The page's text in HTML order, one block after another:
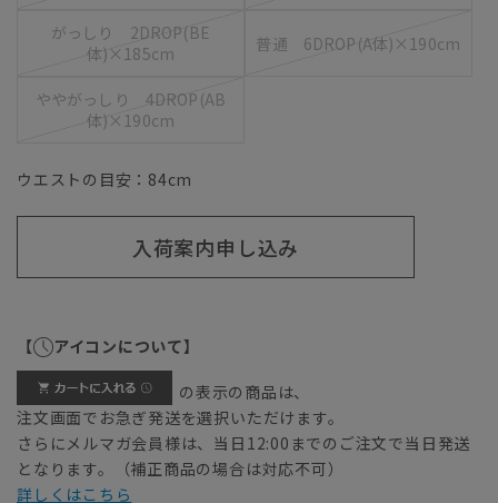
がっしり 2DROP(BE
体)×185cm
普通 6DROP(A体)×190cm
ややがっしり 4DROP(AB
体)×190cm
ウエストの目安： 84cm
入荷案内申し込み
【 アイコンについて】
の表示の商品は、
注文画面でお急ぎ発送を選択いただけます。
さらにメルマガ会員様は、当日12:00までのご注文で当日発送
となります。（補正商品の場合は対応不可）
詳しくはこちら